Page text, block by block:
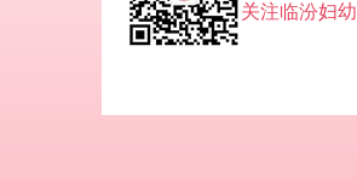
关注临汾妇幼